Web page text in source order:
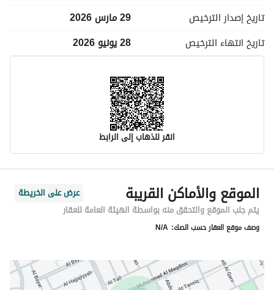
تاريخ إصدار الترخيص
29 مارس 2026
تاريخ انتهاء الترخيص 28 يونيو 2026
انقر للذهاب إلى الرابط
معلومات مسؤول الإعلان
اسم المسؤول
عبدالله علي عبدالرحمن الخريف
رقم المسؤول
0594999938
الموقع
الموقع والأماكن القريبة
عرض على الخريطة
يتم جلب الموقع والتحقق منه بواسطة الهيئة العامة للعقار
وصف موقع العقار حسب الصك: N/A